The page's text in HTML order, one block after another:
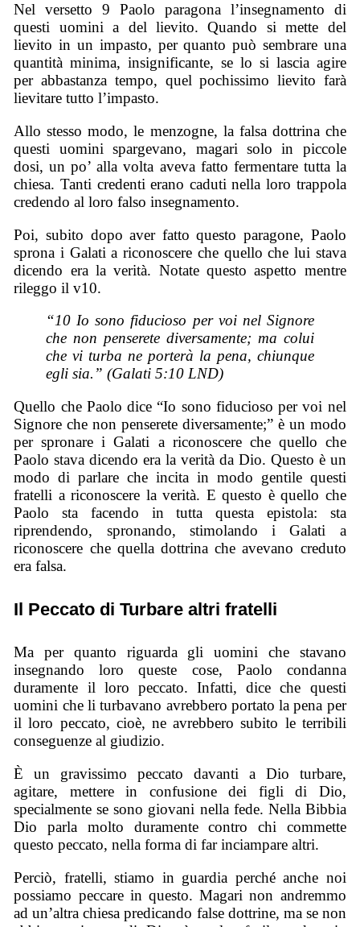
Nel versetto 9 Paolo paragona l’insegnamento di
questi uomini a del lievito. Quando si mette del
lievito in un impasto, per quanto può sembrare una
quantità minima, insignificante, se lo si lascia agire
per abbastanza tempo, quel pochissimo lievito farà
lievitare tutto l’impasto.
Allo stesso modo, le menzogne, la falsa dottrina che
questi uomini spargevano, magari solo in piccole
dosi, un po’ alla volta aveva fatto fermentare tutta la
chiesa. Tanti credenti erano caduti nella loro trappola
credendo al loro falso insegnamento.
Poi, subito dopo aver fatto questo paragone, Paolo
sprona i Galati a riconoscere che quello che lui stava
dicendo era la verità. Notate questo aspetto mentre
rileggo il v10.
“10 Io sono fiducioso per voi nel Signore
che non penserete diversamente; ma colui
che vi turba ne porterà la pena, chiunque
egli sia.” (Galati 5:10 LND)
Quello che Paolo dice “Io sono fiducioso per voi nel
Signore che non penserete diversamente;” è un modo
per spronare i Galati a riconoscere che quello che
Paolo stava dicendo era la verità da Dio. Questo è un
modo di parlare che incita in modo gentile questi
fratelli a riconoscere la verità. E questo è quello che
Paolo sta facendo in tutta questa epistola: sta
riprendendo, spronando, stimolando i Galati a
riconoscere che quella dottrina che avevano creduto
era falsa.
Il Peccato di Turbare altri fratelli
Ma per quanto riguarda gli uomini che stavano
insegnando loro queste cose, Paolo condanna
duramente il loro peccato. Infatti, dice che questi
uomini che li turbavano avrebbero portato la pena per
il loro peccato, cioè, ne avrebbero subito le terribili
conseguenze al giudizio.
È un gravissimo peccato davanti a Dio turbare,
agitare, mettere in confusione dei figli di Dio,
specialmente se sono giovani nella fede. Nella Bibbia
Dio parla molto duramente contro chi commette
questo peccato, nella forma di far inciampare altri.
Perciò, fratelli, stiamo in guardia perché anche noi
possiamo peccare in questo. Magari non andremmo
ad un’altra chiesa predicando false dottrine, ma se non